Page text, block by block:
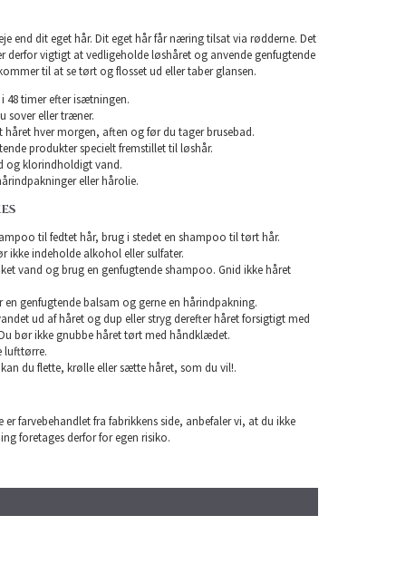
end dit eget hår. Dit eget hår får næring tilsat via rødderne. Det
derfor vigtigt at vedligeholde løshåret og anvende genfugtende
til at se tørt og flosset ud eller taber glansen.
48 timer efter isætningen.
sover eller træner.
håret hver morgen, aften og før du tager brusebad.
produkter specielt fremstillet til løshår.
og klorindholdigt vand.
eller hårolie.
til fedtet hår, brug i stedet en shampoo til tørt hår.
ikke indeholde alkohol eller sulfater.
vand og brug en genfugtende shampoo. Gnid ikke håret
en genfugtende balsam og gerne en hårindpakning.
ud af håret og dup eller stryg derefter håret forsigtigt med
bør ikke gnubbe håret tørt med håndklædet.
lufttørre.
du flette, krølle eller sætte håret, som du vil!.
er farvebehandlet fra fabrikkens side, anbefaler vi, at du ikke
foretages derfor for egen risiko.